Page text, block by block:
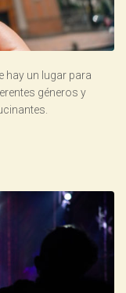
hay un lugar para
géneros y